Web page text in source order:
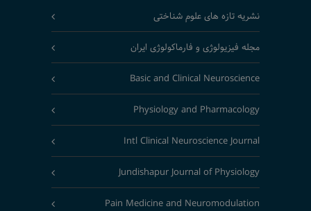
نشریه تازه های علوم شناختی
مجله فیزیولوژی و فارماکولوژی ایران
Basic and Clinical Neuroscience
Physiology and Pharmacology
Intl Clinical Neuroscience Journal
Jundishapur Journal of Physiology
Pain Medicine and Neuromodulation